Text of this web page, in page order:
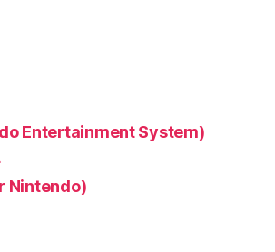
Entertainment System)
Nintendo)